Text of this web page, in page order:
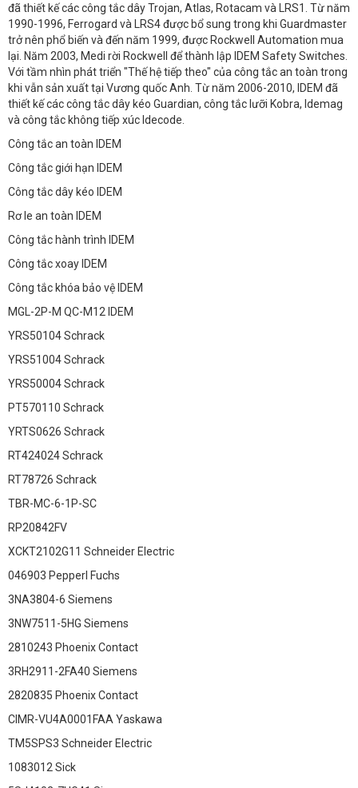
đã thiết kế các công tắc dây Trojan, Atlas, Rotacam và LRS1. Từ năm
1990-1996, Ferrogard và LRS4 được bổ sung trong khi Guardmaster
trở nên phổ biến và đến năm 1999, được Rockwell Automation mua
lại. Năm 2003, Medi rời Rockwell để thành lập IDEM Safety Switches.
Với tầm nhìn phát triển "Thế hệ tiếp theo" của công tắc an toàn trong
khi vẫn sản xuất tại Vương quốc Anh. Từ năm 2006-2010, IDEM đã
thiết kế các công tắc dây kéo Guardian, công tắc lưỡi Kobra, Idemag
và công tắc không tiếp xúc Idecode.
Công tắc an toàn IDEM
Công tắc giới hạn IDEM
Công tắc dây kéo IDEM
Rơ le an toàn IDEM
Công tắc hành trình IDEM
Công tắc xoay IDEM
Công tắc khóa bảo vệ IDEM
MGL-2P-M QC-M12 IDEM
YRS50104 Schrack
YRS51004 Schrack
YRS50004 Schrack
PT570110 Schrack
YRTS0626 Schrack
RT424024 Schrack
RT78726 Schrack
TBR-MC-6-1P-SC
RP20842FV
XCKT2102G11 Schneider Electric
046903 Pepperl Fuchs
3NA3804-6 Siemens
3NW7511-5HG Siemens
2810243 Phoenix Contact
3RH2911-2FA40 Siemens
2820835 Phoenix Contact
CIMR-VU4A0001FAA Yaskawa
TM5SPS3 Schneider Electric
1083012 Sick